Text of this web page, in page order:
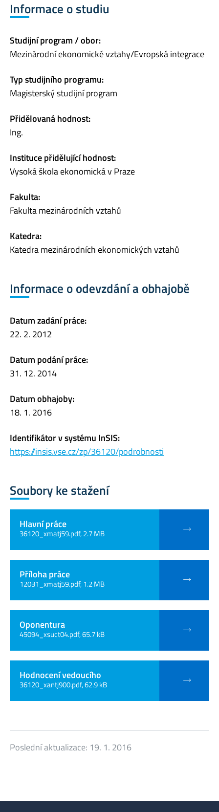
Informace o studiu
Studijní program / obor:
Mezinárodní ekonomické vztahy/Evropská integrace
Typ studijního programu:
Magisterský studijní program
Přidělovaná hodnost:
Ing.
Instituce přidělující hodnost:
Vysoká škola ekonomická v Praze
Fakulta:
Fakulta mezinárodních vztahů
Katedra:
Katedra mezinárodních ekonomických vztahů
Informace o odevzdání a obhajobě
Datum zadání práce:
22. 2. 2012
Datum podání práce:
31. 12. 2014
Datum obhajoby:
18. 1. 2016
Identifikátor v systému InSIS:
https://insis.vse.cz/zp/36120/podrobnosti
Soubory ke stažení
Hlavní práce
36120_xmatj59.pdf, 2.7 MB
Příloha práce
12031_xmatj59.pdf, 1.2 MB
Oponentura
45094_xsuct04.pdf, 65.7 kB
Hodnocení vedoucího
36120_xantj900.pdf, 62.9 kB
Poslední aktualizace: 19. 1. 2016